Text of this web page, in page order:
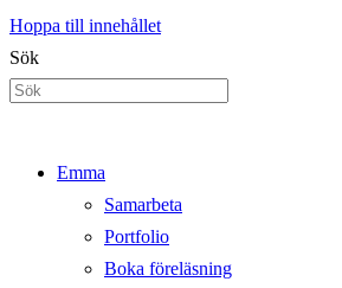
Hoppa till innehållet
Sök
Emma
Samarbeta
Portfolio
Boka föreläsning